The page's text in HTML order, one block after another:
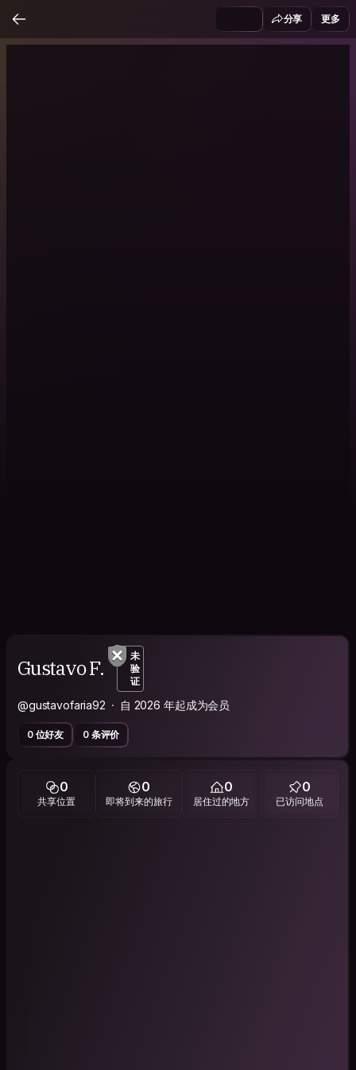
分享 更多
Gustavo F.
未
验
证
@gustavofaria92 自 2026 年起成为会员
0 位好友 0 条评价
0
共享位置
0
即将到来的旅行
0
居住过的地方
0
已访问地点